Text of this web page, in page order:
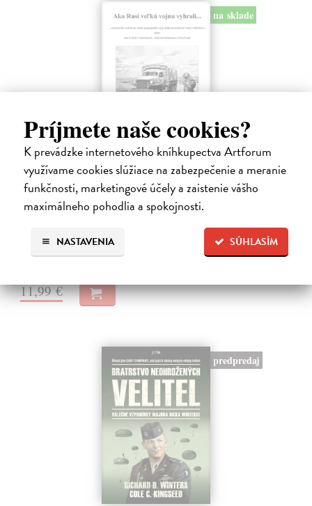
Príjmete naše cookies?
K prevádzke internetového kníhkupectva Artforum
využívame cookies slúžiace na zabezpečenie a meranie
funkčnosti, marketingové účely a zaistenie vášho
maximálneho pohodlia a spokojnosti.
SÚHLASÍM
NASTAVENIA
na sklade
Ako Rusi veľkú vojnu vyhrali...
Kumičák Juraj| Kniha
Celé desaťročia sovietska, a následne ruská propaganda vykresľovali
históriu Sovietskeho zväzu v pozitívnych či hrdinských podobách.
Napriek tomu sa našli v ZSSR či Rusku historici či novinári, ktorí
mali…
Na sklade ?
11,99 €
predpredaj